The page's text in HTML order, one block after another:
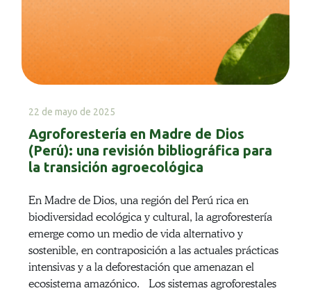
22 de mayo de 2025
Agroforestería en Madre de Dios
(Perú): una revisión bibliográfica para
la transición agroecológica
En Madre de Dios, una región del Perú rica en
biodiversidad ecológica y cultural, la agroforestería
emerge como un medio de vida alternativo y
sostenible, en contraposición a las actuales prácticas
intensivas y a la deforestación que amenazan el
ecosistema amazónico. Los sistemas agroforestales